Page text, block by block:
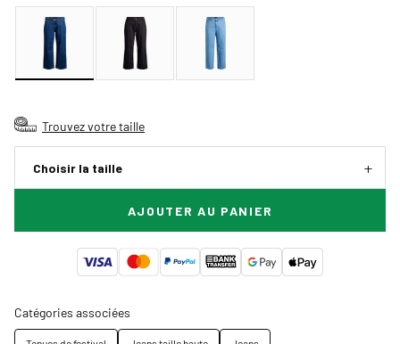
Trouvez votre taille
Choisir la taille
AJOUTER AU PANIER
Catégories associées